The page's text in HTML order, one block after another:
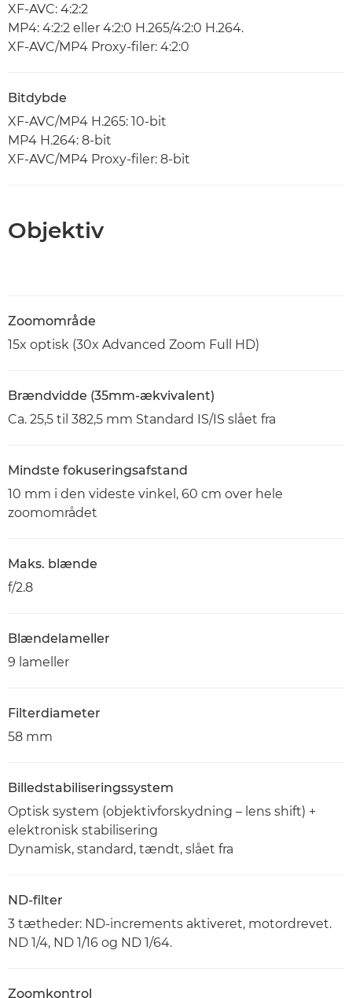
XF-AVC: 4:2:2
MP4: 4:2:2 eller 4:2:0 H.265/4:2:0 H.264.
XF-AVC/MP4 Proxy-filer: 4:2:0
Bitdybde
XF-AVC/MP4 H.265: 10-bit
MP4 H.264: 8-bit
XF-AVC/MP4 Proxy-filer: 8-bit
Objektiv
Zoomområde
15x optisk (30x Advanced Zoom Full HD)
Brændvidde (35mm-ækvivalent)
Ca. 25,5 til 382,5 mm Standard IS/IS slået fra
Mindste fokuseringsafstand
10 mm i den videste vinkel, 60 cm over hele
zoomområdet
Maks. blænde
f/2.8
Blændelameller
9 lameller
Filterdiameter
58 mm
Billedstabiliseringssystem
Optisk system (objektivforskydning – lens shift) +
elektronisk stabilisering
Dynamisk, standard, tændt, slået fra
ND-filter
3 tætheder: ND-increments aktiveret, motordrevet.
ND 1/4, ND 1/16 og ND 1/64.
Zoomkontrol